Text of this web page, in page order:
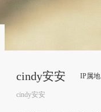
cindy安安 IP属
cindy安安